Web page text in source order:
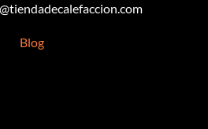
Blog